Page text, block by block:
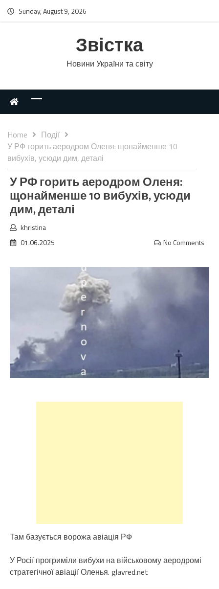
Sunday, August 9, 2026
Звістка
Новини України та світу
Home
Події
У РФ горить аеродром Оленя: щонайменше 10
вибухів, усюди дим, деталі
У РФ горить аеродром Оленя:
щонайменше 10 вибухів, усюди
дим, деталі
khristina
01.06.2025
No Comments
Там базується ворожа авіація РФ
У Росії прогриміли вибухи на військовому аеродромі
стратегічної авіації Оленья. glavred.net